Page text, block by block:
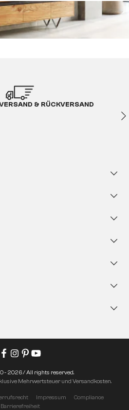
& RÜCKVERSAND
Impressum
Compliance
Barrierefreiheit
- 2026 / All rights reserved.
Mehrwertsteuer und Versandkosten.